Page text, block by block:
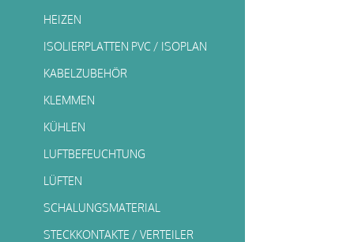
HEIZEN
ISOLIERPLATTEN PVC / ISOPLAN
KABELZUBEHÖR
KLEMMEN
KÜHLEN
LUFTBEFEUCHTUNG
LÜFTEN
SCHALUNGSMATERIAL
STECKKONTAKTE / VERTEILER